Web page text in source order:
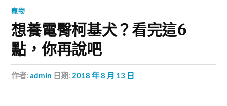
寵物
想養電臀柯基犬？看完這6
點，你再說吧
作者:admin 日期: 2018 年 8 月 13 日